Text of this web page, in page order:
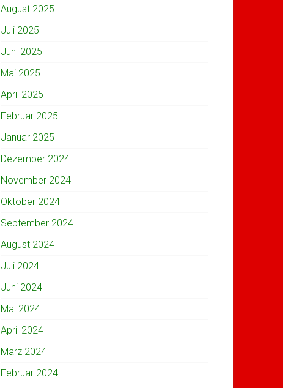
August 2025
Juli 2025
Juni 2025
Mai 2025
April 2025
Februar 2025
Januar 2025
Dezember 2024
November 2024
Oktober 2024
September 2024
August 2024
Juli 2024
Juni 2024
Mai 2024
April 2024
März 2024
Februar 2024